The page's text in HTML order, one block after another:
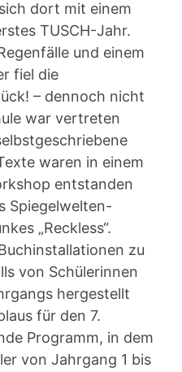
dort mit einem
TUSCH-Jahr.
und einem
fiel die
– dennoch nicht
war vertreten
waren in einem
entstanden
Spiegelwelten-
„Reckless“.
zu
von Schülerinnen
hergestellt
für den 7.
Programm, in dem
von Jahrgang 1 bis